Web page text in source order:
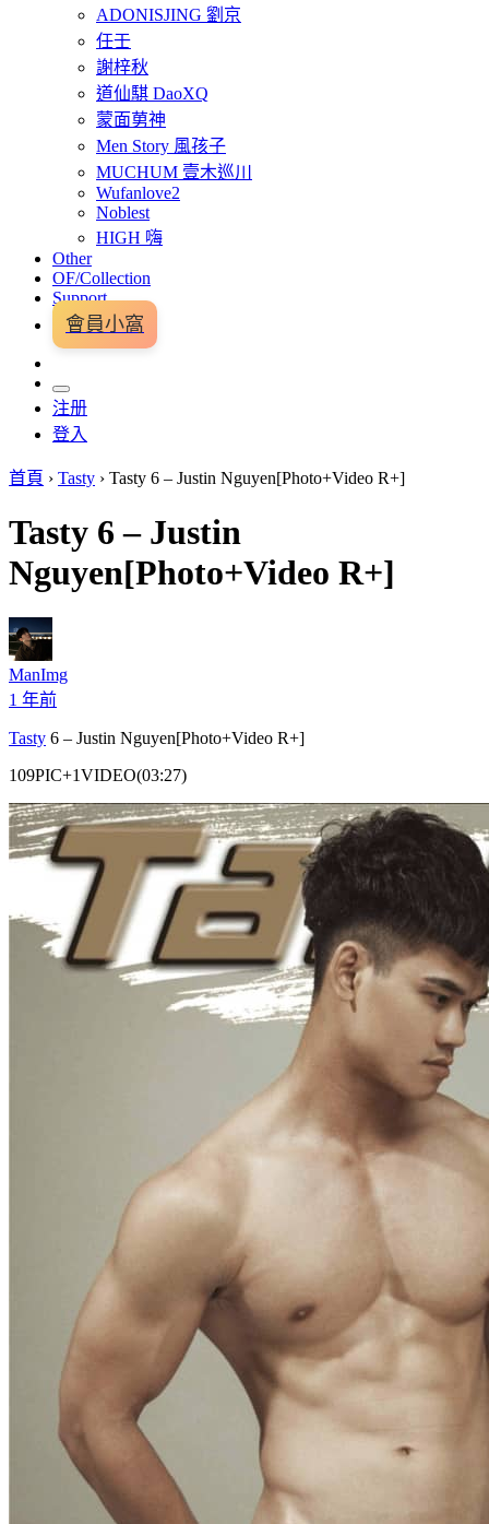
ADONISJING 劉京
任壬
謝梓秋
道仙騏 DaoXQ
蒙面莮神
Men Story 風孩子
MUCHUM 壹木巡川
Wufanlove2
Noblest
HIGH 嗨
Other
OF/Collection
Support
會員小窩
注册
登入
首頁 › Tasty › Tasty 6 – Justin Nguyen[Photo+Video R+]
Tasty 6 – Justin
Nguyen[Photo+Video R+]
ManImg
1 年前
Tasty 6 – Justin Nguyen[Photo+Video R+]
109PIC+1VIDEO(03:27)